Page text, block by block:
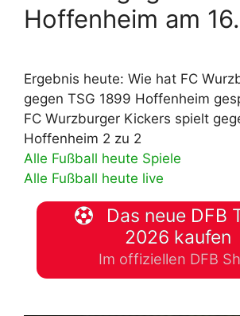
Hoffenheim am
Ergebnis heute: Wie hat FC
gegen TSG 1899 Hoffenheim
FC Wurzburger Kickers spielt
Hoffenheim 2 zu 2
Alle Fußball heute Spiele
Alle Fußball heute live
Das neue DFB
2026 kaufen
Im offiziellen DFB